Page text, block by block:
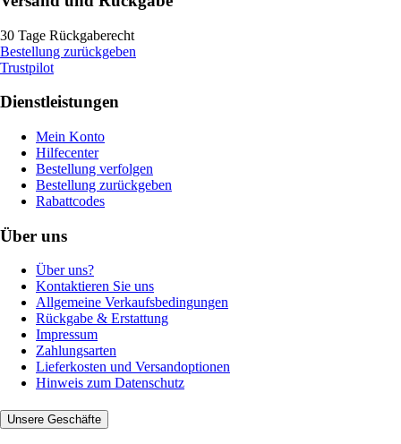
30 Tage Rückgaberecht
Bestellung zurückgeben
Trustpilot
Dienstleistungen
Mein Konto
Hilfecenter
Bestellung verfolgen
Bestellung zurückgeben
Rabattcodes
Über uns
Über uns?
Kontaktieren Sie uns
Allgemeine Verkaufsbedingungen
Rückgabe & Erstattung
Impressum
Zahlungsarten
Lieferkosten und Versandoptionen
Hinweis zum Datenschutz
Unsere Geschäfte